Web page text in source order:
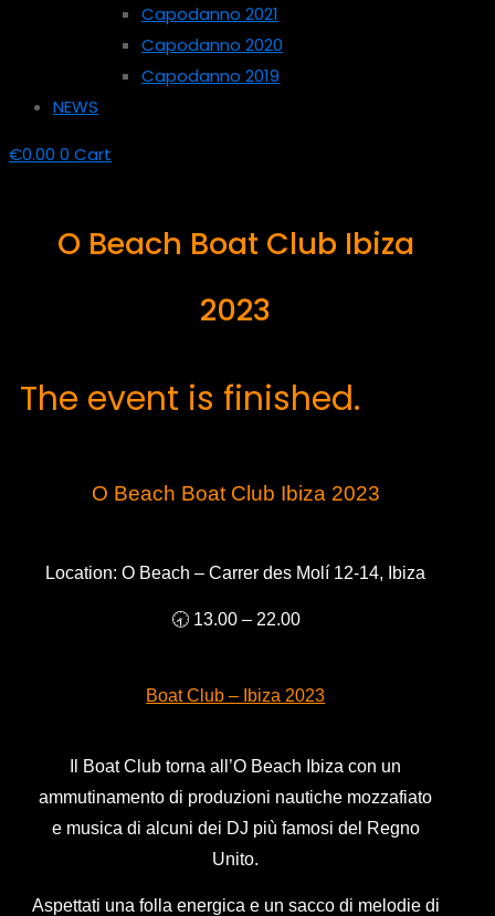
Capodanno 2021
Capodanno 2020
Capodanno 2019
NEWS
€0.00 0 Cart
O Beach Boat Club Ibiza
2023
The event is finished.
O Beach Boat Club Ibiza 2023
Location: O Beach – Carrer des Molí 12-14, Ibiza
🕣 13.00 – 22.00
Boat Club – Ibiza 2023
Il Boat Club torna all’O Beach Ibiza con un
ammutinamento di produzioni nautiche mozzafiato
e musica di alcuni dei DJ più famosi del Regno
Unito.
Aspettati una folla energica e un sacco di melodie di